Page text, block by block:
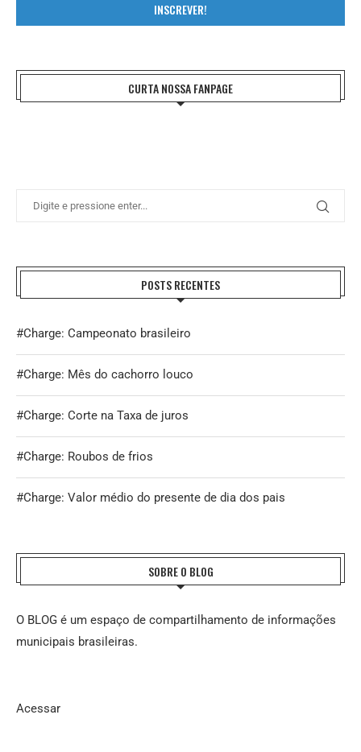
INSCREVER!
CURTA NOSSA FANPAGE
POSTS RECENTES
#Charge: Campeonato brasileiro
#Charge: Mês do cachorro louco
#Charge: Corte na Taxa de juros
#Charge: Roubos de frios
#Charge: Valor médio do presente de dia dos pais
SOBRE O BLOG
O BLOG é um espaço de compartilhamento de informações
municipais brasileiras.
Acessar